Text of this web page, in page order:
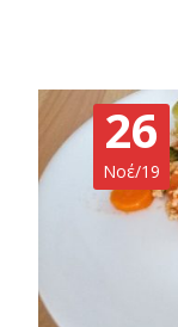
26
Νοέ/19